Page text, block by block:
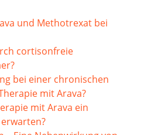
und Methotrexat bei
cortisonfreie
bei einer chronischen
mit Arava?
mit Arava ein